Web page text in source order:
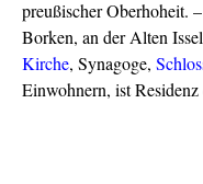
preußischer Oberhoheit.
Borken, an der Alten
Kirche, Synagoge,
Einwohnern, ist Residenz